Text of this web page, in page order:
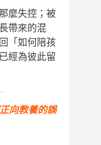
麼失控；被
帶來的混
「如何陪孩
經為彼此留
向教養的誤